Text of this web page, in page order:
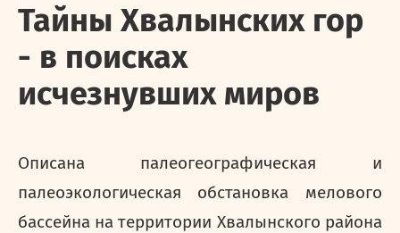
Тайны Хвалынских гор
- в поисках
исчезнувших миров
Описана палеогеографическая и
палеоэкологическая обстановка мелового
бассейна на территории Хвалынского района